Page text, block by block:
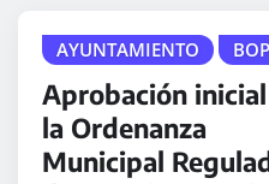
AYUNTAMIENTO BOP
Aprobación
la Ordenanza
Municipal